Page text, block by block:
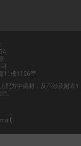
11樓1106室
配方中藥材，及不涉及附表1
。